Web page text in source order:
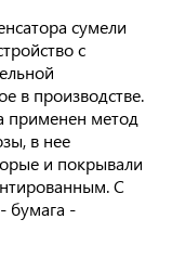
сумели
с
в производстве.
применен метод
в нее
и покрывали
С
бумага -